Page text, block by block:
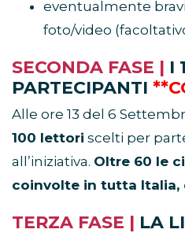
eventualmente
foto/video
SECONDA FASE | I
PARTECIPANTI
Alle ore 13 del 6
100 lettori scelti per
all’iniziativa. Oltre 60 le
coinvolte in tutta Italia,
TERZA FASE | LA